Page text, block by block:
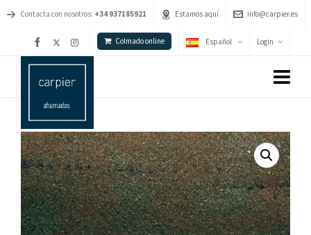
Contacta con nosotros: +34 937185921 Estamos aquí info@carpier.es
Colmado online Español Login